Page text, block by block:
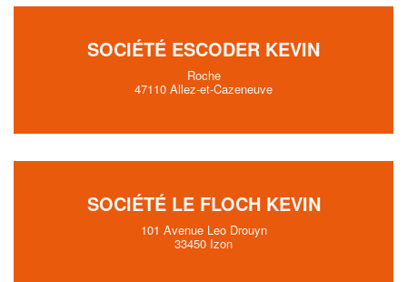
SOCIÉTÉ ESCODER KEVIN
Roche
47110 Allez-et-Cazeneuve
SOCIÉTÉ LE FLOCH KEVIN
101 Avenue Leo Drouyn
33450 Izon